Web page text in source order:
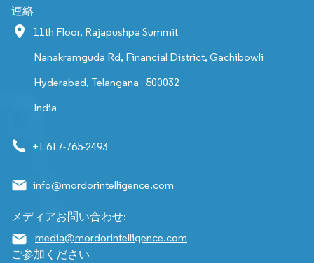
連絡
11th Floor, Rajapushpa Summit
Nanakramguda Rd, Financial District, Gachibowli
Hyderabad, Telangana - 500032
India
+1 617-765-2493
info@mordorintelligence.com
メディアお問い合わせ:
media@mordorintelligence.com
ご参加ください